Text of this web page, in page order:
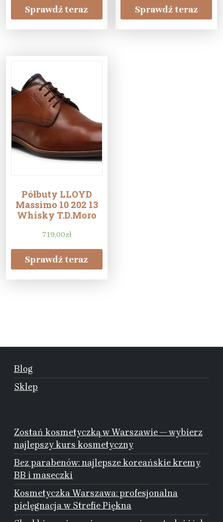
Sprawdź teraz Sprawdź teraz
Półbuty LLOYD
Massimo 10 202 13
Whisky T.D.Moro
719,00zł
Sprawdź teraz
Blog
Sklep
Zostań kosmetyczką w Warszawie — wybierz
najlepszy kurs kosmetyczny
Bez parabenów: najlepsze koreańskie kremy
BB i maseczki
Kosmetyczka Warszawa: profesjonalna
pielęgnacja w Strefie Piękna